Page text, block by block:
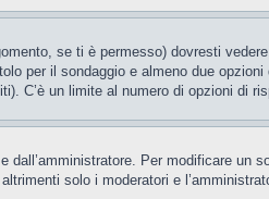
se ti è permesso) dovresti
per il sondaggio e almeno due
C’è un limite al numero di opzioni di
Per modificare un
solo i moderatori e